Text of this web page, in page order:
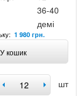
36-40
демі
1 980 грн.
У кошик
шт